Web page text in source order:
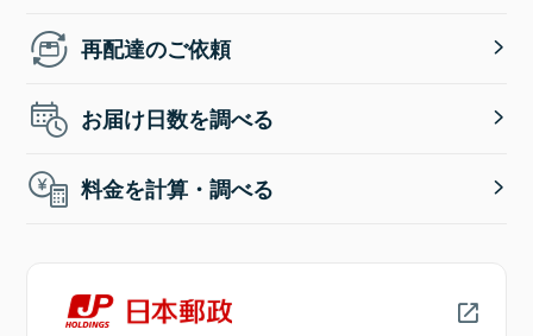
再配達のご依頼
お届け日数を調べる
料金を計算・調べる